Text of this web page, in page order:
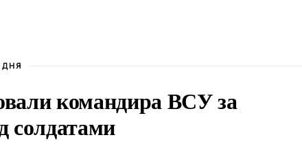
командира ВСУ за
солдатами